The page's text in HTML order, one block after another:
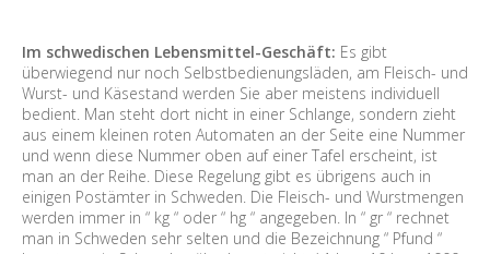
Im schwedischen Lebensmittel-Geschäft: Es gibt
überwiegend nur noch Selbstbedienungsläden, am Fleisch- und
Wurst- und Käsestand werden Sie aber meistens individuell
bedient. Man steht dort nicht in einer Schlange, sondern zieht
aus einem kleinen roten Automaten an der Seite eine Nummer
und wenn diese Nummer oben auf einer Tafel erscheint, ist
man an der Reihe. Diese Regelung gibt es übrigens auch in
einigen Postämter in Schweden. Die Fleisch- und Wurstmengen
werden immer in “ kg “ oder “ hg “ angegeben. In “ gr “ rechnet
man in Schweden sehr selten und die Bezeichnung “ Pfund “